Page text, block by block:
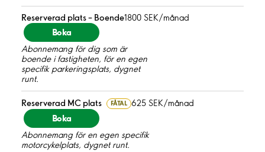
Reserverad plats – Boende1800 SEK/månad
Boka
Abonnemang för dig som är
boende i fastigheten, för en egen
specifik parkeringsplats, dygnet
runt.
Reserverad MC plats FÅTAL 625 SEK/månad
Boka
Abonnemang för en egen specifik
motorcykelplats, dygnet runt.